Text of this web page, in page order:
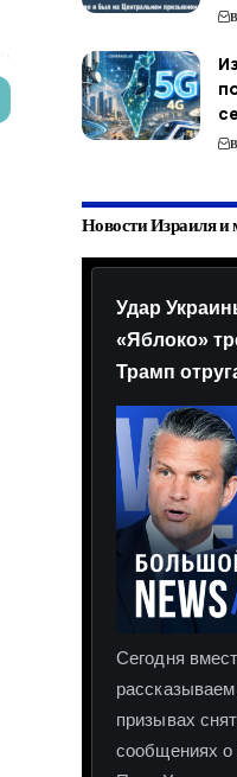
Новости Израиля